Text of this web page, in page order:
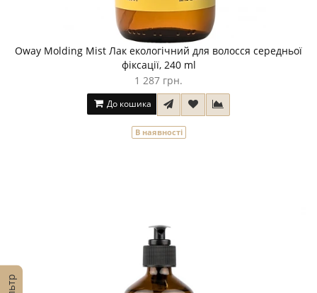
Oway Molding Mist Лак екологічний для волосся середньої
фіксації, 240 ml
1 287 грн.
До кошика
В наявності